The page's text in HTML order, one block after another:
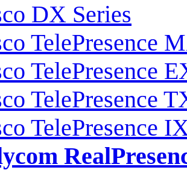
DX Series
TelePresence
TelePresence
TelePresence
TelePresence